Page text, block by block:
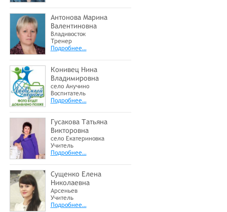
Антонова Марина
Валентиновна
Владивосток
Тренер
Подробнее…
Конивец Нина
Владимировна
село Анучино
Воспитатель
Подробнее…
Гусакова Татьяна
Викторовна
село Екатериновка
Учитель
Подробнее…
Сущенко Елена
Николаевна
Арсеньев
Учитель
Подробнее…